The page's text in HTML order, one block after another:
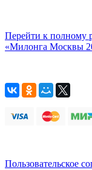
Перейти к полному
«Милонга Москвы
Пользовательское